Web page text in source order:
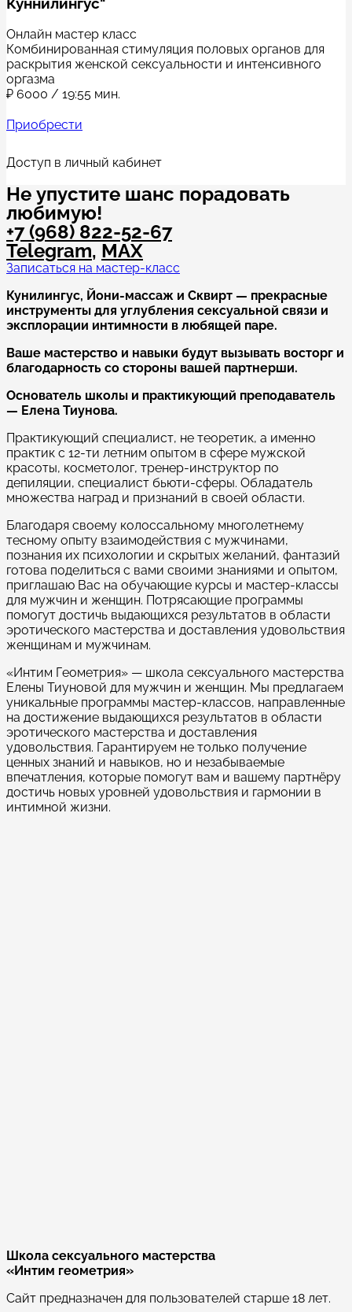
Онлайн мастер класс
Комбинированная стимуляция половых органов для
раскрытия женской сексуальности и интенсивного
оргазма
₽ 6000 / 19:55 мин.
Приобрести
Доступ в личный кабинет
Не упустите шанс порадовать
любимую!
+7 (968) 822-52-67
Telegram, MAX
Записаться на мастер-класс
Кунилингус, Йони-массаж и Сквирт — прекрасные
инструменты для углубления сексуальной связи и
эксплорации интимности в любящей паре.
Ваше мастерство и навыки будут вызывать восторг и
благодарность со стороны вашей партнерши.
Основатель школы и практикующий преподаватель
— Елена Тиунова.
Практикующий специалист, не теоретик, а именно
практик с 12-ти летним опытом в сфере мужской
красоты, косметолог, тренер-инструктор по
депиляции, специалист бьюти-сферы. Обладатель
множества наград и признаний в своей области.
Благодаря своему колоссальному многолетнему
тесному опыту взаимодействия с мужчинами,
познания их психологии и скрытых желаний, фантазий
готова поделиться с вами своими знаниями и опытом,
приглашаю Вас на обучающие курсы и мастер-классы
для мужчин и женщин. Потрясающие программы
помогут достичь выдающихся результатов в области
эротического мастерства и доставления удовольствия
женщинам и мужчинам.
«Интим Геометрия» — школа сексуального мастерства
Елены Тиуновой для мужчин и женщин. Мы предлагаем
уникальные программы мастер-классов, направленные
на достижение выдающихся результатов в области
эротического мастерства и доставления
удовольствия. Гарантируем не только получение
ценных знаний и навыков, но и незабываемые
впечатления, которые помогут вам и вашему партнёру
достичь новых уровней удовольствия и гармонии в
интимной жизни.
Школа сексуального мастерства
«Интим геометрия»
Сайт предназначен для пользователей старше 18 лет.